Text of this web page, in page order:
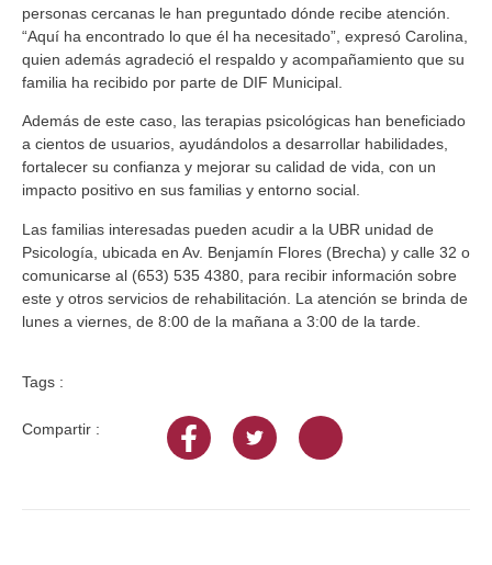
personas cercanas le han preguntado dónde recibe atención.
“Aquí ha encontrado lo que él ha necesitado”, expresó Carolina,
quien además agradeció el respaldo y acompañamiento que su
familia ha recibido por parte de DIF Municipal.
Además de este caso, las terapias psicológicas han beneficiado
a cientos de usuarios, ayudándolos a desarrollar habilidades,
fortalecer su confianza y mejorar su calidad de vida, con un
impacto positivo en sus familias y entorno social.
Las familias interesadas pueden acudir a la UBR unidad de
Psicología, ubicada en Av. Benjamín Flores (Brecha) y calle 32 o
comunicarse al (653) 535 4380, para recibir información sobre
este y otros servicios de rehabilitación. La atención se brinda de
lunes a viernes, de 8:00 de la mañana a 3:00 de la tarde.
Tags :
Compartir :